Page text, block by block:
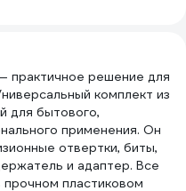
практичное решение для
комплект из
для бытового,
применения. Он
отвертки, биты,
и адаптер. Все
пластиковом